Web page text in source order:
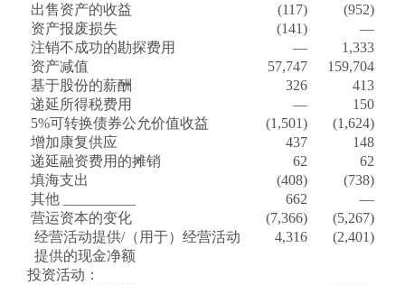
出售资产的收益
(117)
(952)
资产报废损失
(141)
—
注销不成功的勘探费用
—
1,333
资产减值
57,747
159,704
基于股份的薪酬
326
413
递延所得税费用
—
150
5%可转换债券公允价值收益
(1,501)
(1,624)
增加康复供应
437
148
递延融资费用的摊销
62
62
填海支出
(408)
(738)
其他 __________
662
—
营运资本的变化
(7,366)
(5,267)
经营活动提供/（用于）经营活动
提供的现金净额
4,316 (2,401)
投资活动：